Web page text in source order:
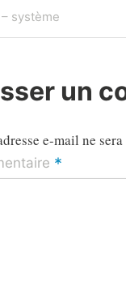
– système
un
e-mail ne
*